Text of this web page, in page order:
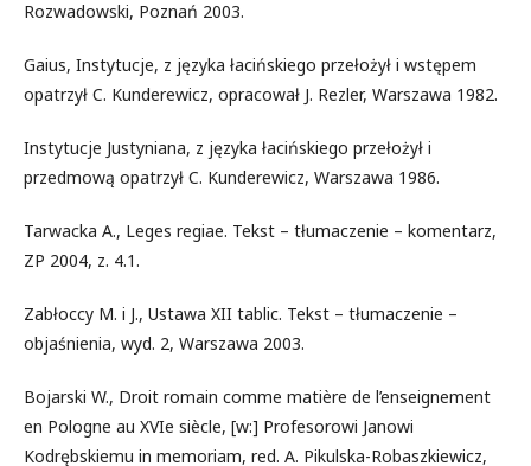
Rozwadowski, Poznań 2003.
Gaius, Instytucje, z języka łacińskiego przełożył i wstępem
opatrzył C. Kunderewicz, opracował J. Rezler, Warszawa 1982.
Instytucje Justyniana, z języka łacińskiego przełożył i
przedmową opatrzył C. Kunderewicz, Warszawa 1986.
Tarwacka A., Leges regiae. Tekst – tłumaczenie – komentarz,
ZP 2004, z. 4.1.
Zabłoccy M. i J., Ustawa XII tablic. Tekst – tłumaczenie –
objaśnienia, wyd. 2, Warszawa 2003.
Bojarski W., Droit romain comme matière de l’enseignement
en Pologne au XVIe siècle, [w:] Profesorowi Janowi
Kodrębskiemu in memoriam, red. A. Pikulska-Robaszkiewicz,